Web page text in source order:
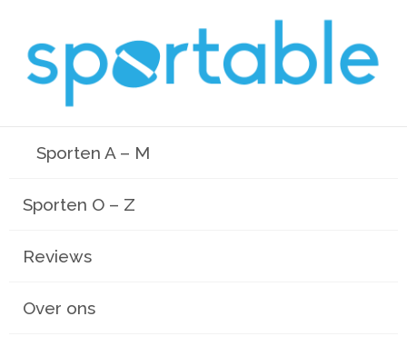
Sporten A – M
Sporten O – Z
Reviews
Over ons